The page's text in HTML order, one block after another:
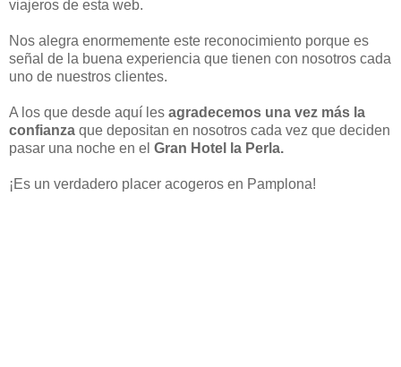
viajeros de esta web.
Nos alegra enormemente este reconocimiento porque es
señal de la buena experiencia que tienen con nosotros cada
uno de nuestros clientes.
A los que desde aquí les agradecemos una vez más la
confianza que depositan en nosotros cada vez que deciden
pasar una noche en el Gran Hotel la Perla.
¡Es un verdadero placer acogeros en Pamplona!